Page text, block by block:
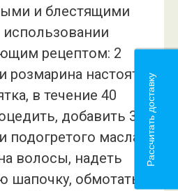
и блестящими
использовании
рецептом: 2
настоять
в течение 40
добавить 3
масла
волосы, надеть
шапочку, обмотать
Рассчитать доставку